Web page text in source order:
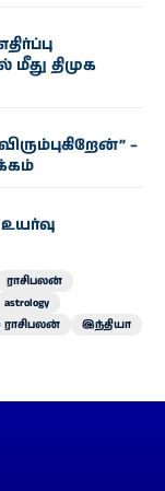
மீது திமுக
–
ராசிபலன்
astrology
ராசிபலன்
இந்தியா